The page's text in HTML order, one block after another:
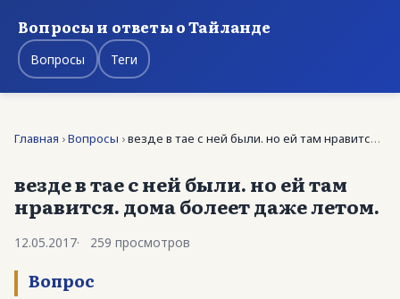
Вопросы и ответы о Тайланде
Вопросы Теги
Главная ›Вопросы ›везде в тае с ней были. но ей там нравится. дома …
везде в тае с ней были. но ей там
нравится. дома болеет даже летом.
12.05.2017 259 просмотров
Вопрос